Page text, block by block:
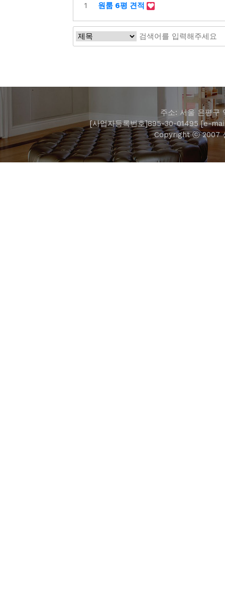
1 원룸 6평 견적
주소: 서울 은평구
[사업자등록번호]895-30-01495 [e-
Copyright ⓒ 2007